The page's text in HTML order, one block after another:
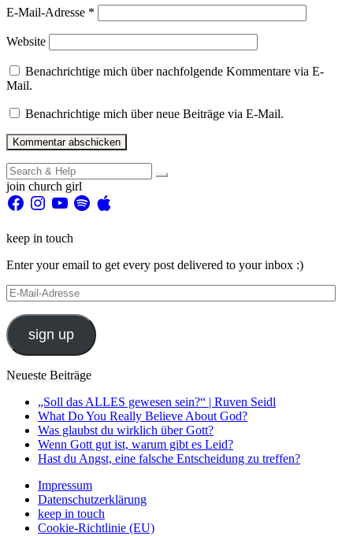
E-Mail-Adresse *
Website
Benachrichtige mich über nachfolgende Kommentare via E-
Mail.
Benachrichtige mich über neue Beiträge via E-Mail.
Search
for:
join church girl
FacebookInstagram
YouTubeSpotifyApple
keep in touch
Enter your email to get every post delivered to your inbox :)
E-
Mail-
Adresse
sign up
Neueste Beiträge
„Soll das ALLES gewesen sein?“ | Ruven Seidl
What Do You Really Believe About God?
Was glaubst du wirklich über Gott?
Wenn Gott gut ist, warum gibt es Leid?
Hast du Angst, eine falsche Entscheidung zu treffen?
Impressum
Datenschutzerklärung
keep in touch
Cookie-Richtlinie (EU)